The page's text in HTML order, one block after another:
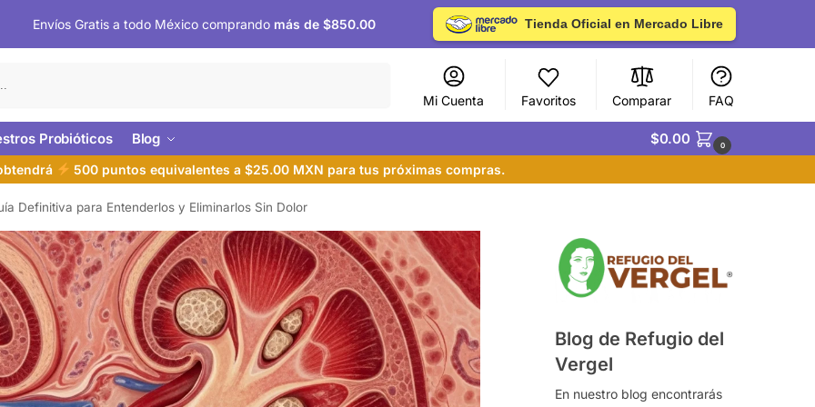
Envíos Gratis a todo México comprando más de $850.00 Tienda Oficial en Mercado Libre
Mi Cuenta Favoritos Comparar FAQ
Probióticos Blog $0.00 0
500 puntos equivalentes a $25.00 MXN para tus próximas compras.
Definitiva para Entenderlos y Eliminarlos Sin Dolor
Blog de Refugio del
Vergel
En nuestro blog encontrarás